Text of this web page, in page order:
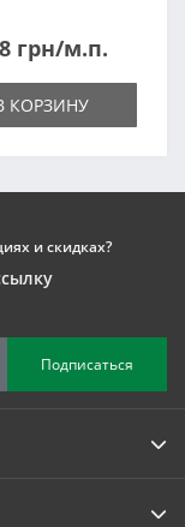
грн/м.п.
КОРЗИНУ
и скидках?
Подписаться